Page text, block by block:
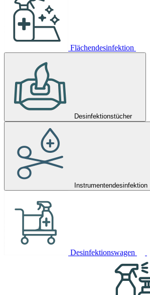
Flächendesinfektion
Desinfektionstücher
Instrumentendesinfektion
Desinfektionswagen